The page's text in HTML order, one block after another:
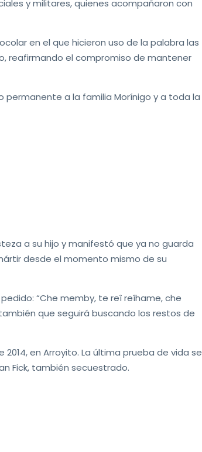
y militares, quienes acompañaron con
en el que hicieron uso de la palabra las
reafirmando el compromiso de mantener
a la familia Morínigo y a toda la
a su hijo y manifestó que ya no guarda
desde el momento mismo de su
“Che memby, te reî reîhame, che
que seguirá buscando los restos de
en Arroyito. La última prueba de vida se
Fick, también secuestrado.